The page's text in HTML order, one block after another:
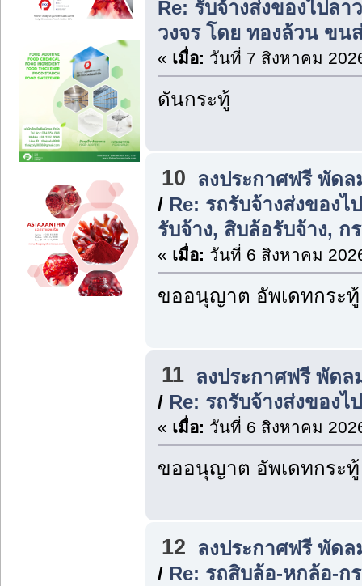
Re: รับจ้างส่งของไปลา
วงจร โดย ทองล้วน ขน
« เมื่อ: วันที่ 7 สิงหาคม
ดันกระทู้
10
ลงประกาศฟรี พัด
/ Re: รถรับจ้างส่งของไ
รับจ้าง, สิบล้อรับจ้าง, ก
« เมื่อ: วันที่ 6 สิงหาคม
ขออนุญาต อัพเดทกระทู้
11 ลงประกาศฟรี พัด
/ Re: รถรับจ้างส่งของไ
« เมื่อ: วันที่ 6 สิงหาคม
ขออนุญาต อัพเดทกระทู้
12
ลงประกาศฟรี พัด
/ Re: รถสิบล้อ-หกล้อ-ก